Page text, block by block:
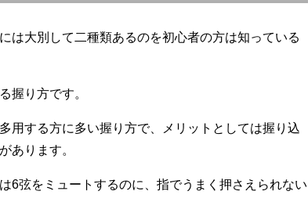
は大別して二種類あるのを初心者の方は知っている
握り方です。
用する方に多い握り方で、メリットとしては握り込
あります。
6弦をミュートするのに、指でうまく押さえられない